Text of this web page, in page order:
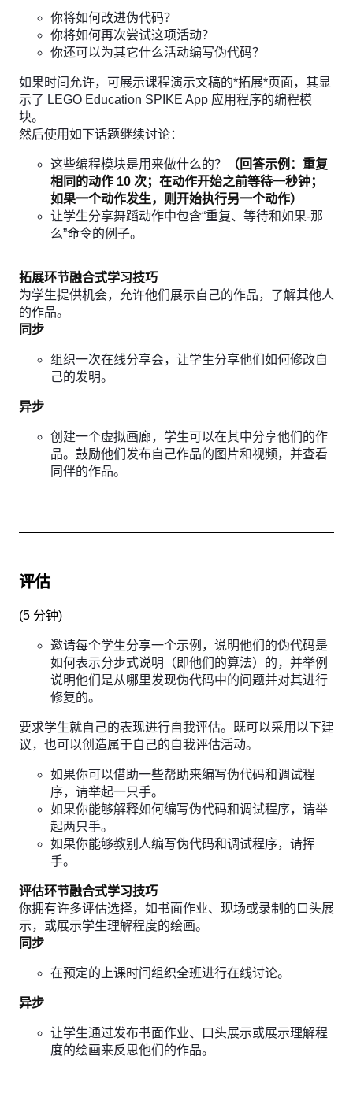
你将如何改进伪代码？
你将如何再次尝试这项活动？
你还可以为其它什么活动编写伪代码？
如果时间允许，可展示课程演示文稿的*拓展*页面，其显
示了 LEGO Education SPIKE App 应用程序的编程模
块。
然后使用如下话题继续讨论：
这些编程模块是用来做什么的？
（回答示例：重复
相同的动作 10 次；在动作开始之前等待一秒钟；
如果一个动作发生，则开始执行另一个动作）
让学生分享舞蹈动作中包含“重复、等待和如果-那
么”命令的例子。
拓展环节融合式学习技巧
为学生提供机会，允许他们展示自己的作品，了解其他人
的作品。
同步
组织一次在线分享会，让学生分享他们如何修改自
己的发明。
异步
创建一个虚拟画廊，学生可以在其中分享他们的作
品。鼓励他们发布自己作品的图片和视频，并查看
同伴的作品。
评估
(5 分钟)
邀请每个学生分享一个示例，说明他们的伪代码是
如何表示分步式说明（即他们的算法）的，并举例
说明他们是从哪里发现伪代码中的问题并对其进行
修复的。
要求学生就自己的表现进行自我评估。既可以采用以下建
议，也可以创造属于自己的自我评估活动。
如果你可以借助一些帮助来编写伪代码和调试程
序，请举起一只手。
如果你能够解释如何编写伪代码和调试程序，请举
起两只手。
如果你能够教别人编写伪代码和调试程序，请挥
手。
评估环节融合式学习技巧
你拥有许多评估选择，如书面作业、现场或录制的口头展
示，或展示学生理解程度的绘画。
同步
在预定的上课时间组织全班进行在线讨论。
异步
让学生通过发布书面作业、口头展示或展示理解程
度的绘画来反思他们的作品。